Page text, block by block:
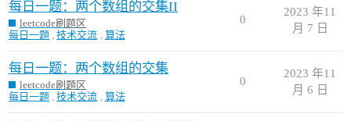
每日一题：两个数组的交集II
leetcode刷题区
每日一题 ,技术交流 , 算法
0
2023 年11
月 7 日
每日一题：两个数组的交集
leetcode刷题区
每日一题 ,技术交流 , 算法
0
2023 年11
月 6 日